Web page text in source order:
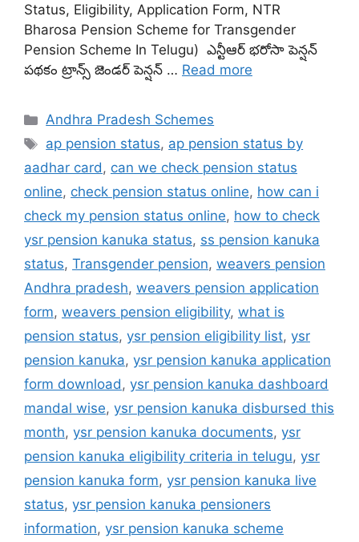
Status, Eligibility, Application Form, NTR
Bharosa Pension Scheme for Transgender
Pension Scheme In Telugu) ఎన్టీఆర్ భరోసా పెన్షన్
పథకం ట్రాన్స్ జెండర్ పెన్షన్ … Read more
Categories
Andhra Pradesh Schemes
Tags
ap pension status, ap pension status by
aadhar card, can we check pension status
online, check pension status online, how can i
check my pension status online, how to check
ysr pension kanuka status, ss pension kanuka
status, Transgender pension, weavers pension
Andhra pradesh, weavers pension application
form, weavers pension eligibility, what is
pension status, ysr pension eligibility list, ysr
pension kanuka, ysr pension kanuka application
form download, ysr pension kanuka dashboard
mandal wise, ysr pension kanuka disbursed this
month, ysr pension kanuka documents, ysr
pension kanuka eligibility criteria in telugu, ysr
pension kanuka form, ysr pension kanuka live
status, ysr pension kanuka pensioners
information, ysr pension kanuka scheme